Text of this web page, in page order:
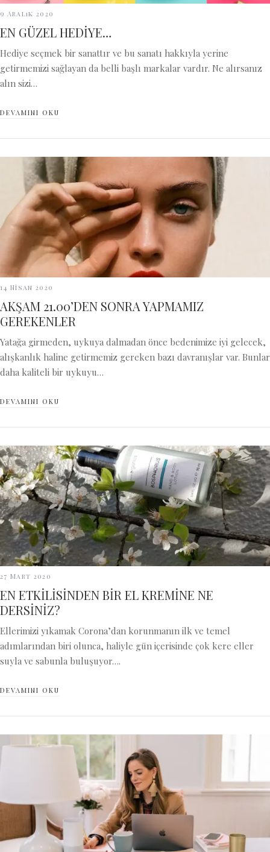
9 Aralık 2020
EN GÜZEL HEDİYE…
Hediye seçmek bir sanattır ve bu sanatı hakkıyla yerine
getirmemizi sağlayan da belli başlı markalar vardır. Ne alırsanız
alın sizi…
DEVAMINI OKU
14 Nisan 2020
AKŞAM 21.00’DEN SONRA YAPMAMIZ
GEREKENLER
Yatağa girmeden, uykuya dalmadan önce bedenimize iyi gelecek,
alışkanlık haline getirmemiz gereken bazı davranışlar var. Bunlar
daha kaliteli bir uykuyu…
DEVAMINI OKU
27 Mart 2020
EN ETKİLİSİNDEN BİR EL KREMİNE NE
DERSİNİZ?
Ellerimizi yıkamak Corona’dan korunmanın ilk ve temel
adımlarından biri olunca, haliyle gün içerisinde çok kere eller
suyla ve sabunla buluşuyor….
DEVAMINI OKU